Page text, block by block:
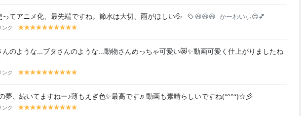
lo
w
lo
w
lo
w
lo
w
lo
w
lo
w
lo
w
lo
w
lo
w
lo
w
ってアニメ化、最先端ですね。節水は大切、雨がほしい💦 😃😃😃 かーわいぃ😍💕
ンク
y
lo
y
lo
y
lo
y
lo
y
lo
y
lo
y
lo
y
lo
y
lo lo
んのような...ブタさんのような...動物さんめっちゃ可愛い😻✨動画可愛く仕上がりましたね
ンク
y
lo
w
y
lo
w
y
lo
w
y
lo
w
y
lo
w
y
lo
w
y
lo
w
y
w
y
lo
w
lo
w
夢、続いてますねー♪薄もえぎ色✨最高です♬動画も素晴らしいですね(*^^*)☆彡
ンク
y y y y y y y y y